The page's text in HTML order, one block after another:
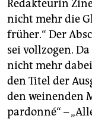
Redakteurin
nicht mehr die
früher.“ Der
sei vollzogen.
nicht mehr
den Titel der
den weinenden
pardonné“ –